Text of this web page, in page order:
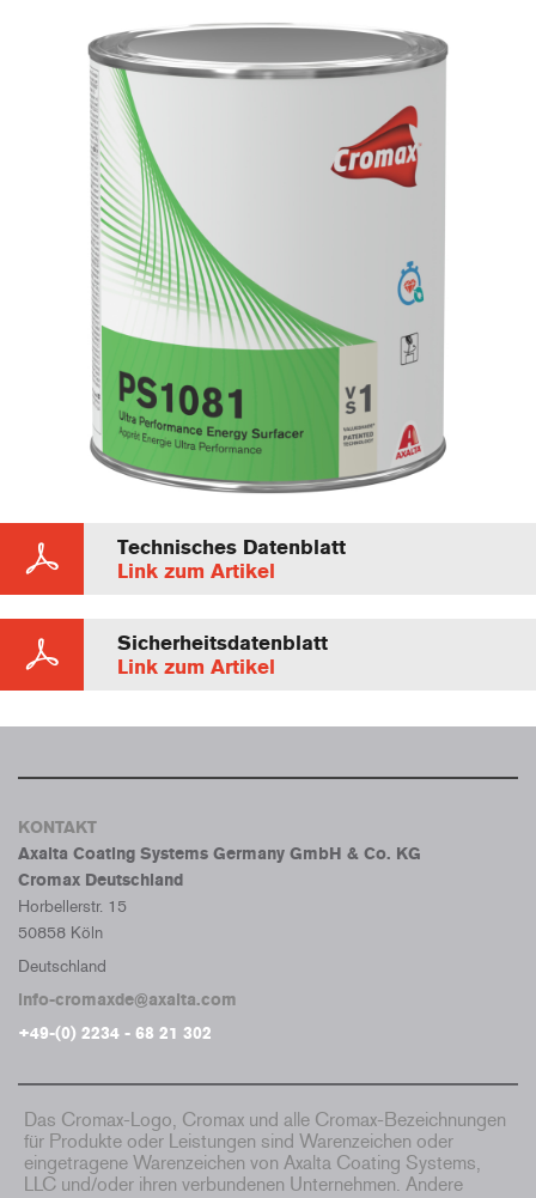
Technisches Datenblatt
Link zum Artikel
Sicherheitsdatenblatt
Link zum Artikel
KONTAKT
Axalta Coating Systems Germany GmbH & Co. KG
Cromax Deutschland
Horbellerstr. 15
50858 Köln
Deutschland
info-cromaxde@axalta.com
+49-(0) 2234 - 68 21 302
Das Cromax-Logo, Cromax und alle Cromax-Bezeichnungen
für Produkte oder Leistungen sind Warenzeichen oder
eingetragene Warenzeichen von Axalta Coating Systems,
LLC und/oder ihren verbundenen Unternehmen. Andere